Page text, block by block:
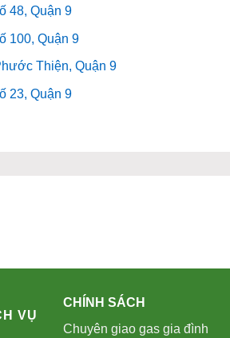
48, Quận 9
100, Quận 9
Thiện, Quận 9
23, Quận 9
VỤ
CHÍNH SÁCH
Chuyên giao gas gia đình